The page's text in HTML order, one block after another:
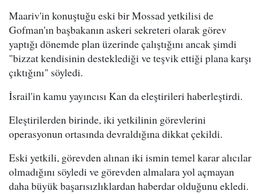
Maariv'in konuştuğu eski bir Mossad yetkilisi de
Gofman'ın başbakanın askeri sekreteri olarak görev
yaptığı dönemde plan üzerinde çalıştığını ancak şimdi
"bizzat kendisinin desteklediği ve teşvik ettiği plana karşı
çıktığını" söyledi.
İsrail'in kamu yayıncısı Kan da eleştirileri haberleştirdi.
Eleştirilerden birinde, iki yetkilinin görevlerini
operasyonun ortasında devraldığına dikkat çekildi.
Eski yetkili, görevden alınan iki ismin temel karar alıcılar
olmadığını söyledi ve görevden almalara yol açmayan
daha büyük başarısızlıklardan haberdar olduğunu ekledi.